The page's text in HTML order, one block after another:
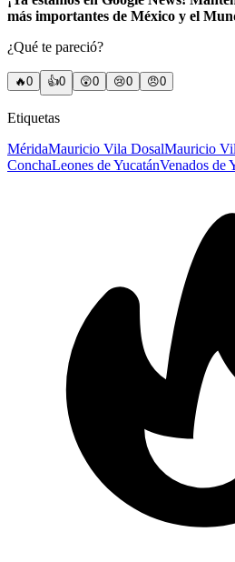
más importantes de México y el
¿Qué te pareció?
🔥0 👍0 😲0 😢0 😠0
Etiquetas
MéridaMauricio Vila DosalMauricio
ConchaLeones de YucatánVenados de